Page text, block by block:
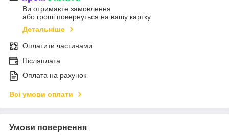
Ви отримаєте замовлення
або гроші повернуться на вашу картку
Детальніше
Оплатити частинами
Післяплата
Оплата на рахунок
Всі умови оплати
Умови повернення